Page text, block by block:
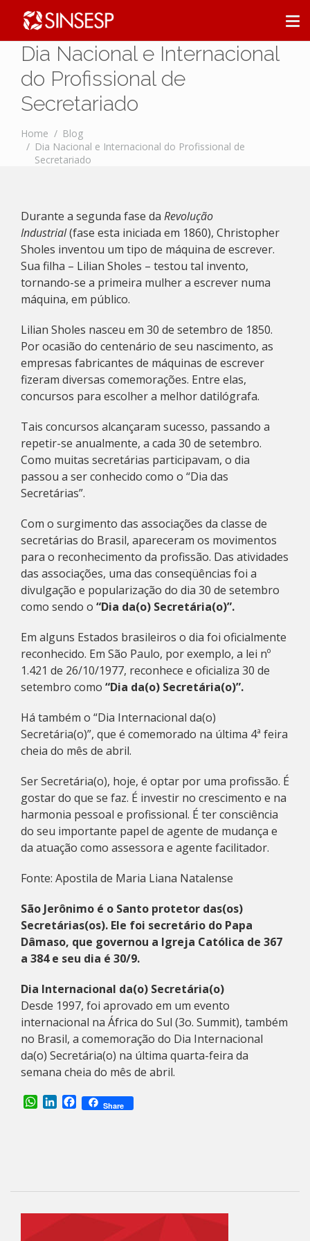
Dia Nacional e Internacional
do Profissional de
Secretariado
Home
Blog
Dia Nacional e Internacional do Profissional de
Secretariado
Durante a segunda fase da Revolução
Industrial(fase esta iniciada em 1860), Christopher
Sholes inventou um tipo de máquina de escrever.
Sua filha – Lilian Sholes – testou tal invento,
tornando-se a primeira mulher a escrever numa
máquina, em público.
Lilian Sholes nasceu em 30 de setembro de 1850.
Por ocasião do centenário de seu nascimento, as
empresas fabricantes de máquinas de escrever
fizeram diversas comemorações. Entre elas,
concursos para escolher a melhor datilógrafa.
Tais concursos alcançaram sucesso, passando a
repetir-se anualmente, a cada 30 de setembro.
Como muitas secretárias participavam, o dia
passou a ser conhecido como o “Dia das
Secretárias”.
Com o surgimento das associações da classe de
secretárias do Brasil, apareceram os movimentos
para o reconhecimento da profissão. Das atividades
das associações, uma das conseqüências foi a
divulgação e popularização do dia 30 de setembro
como sendo o “Dia da(o) Secretária(o)”.
Em alguns Estados brasileiros o dia foi oficialmente
reconhecido. Em São Paulo, por exemplo, a lei nº
1.421 de 26/10/1977, reconhece e oficializa 30 de
setembro como “Dia da(o) Secretária(o)”.
Há também o “Dia Internacional da(o)
Secretária(o)”, que é comemorado na última 4ª feira
cheia do mês de abril.
Ser Secretária(o), hoje, é optar por uma profissão. É
gostar do que se faz. É investir no crescimento e na
harmonia pessoal e profissional. É ter consciência
do seu importante papel de agente de mudança e
da atuação como assessora e agente facilitador.
Fonte: Apostila de Maria Liana Natalense
São Jerônimo é o Santo protetor das(os)
Secretárias(os). Ele foi secretário do Papa
Dâmaso, que governou a Igreja Católica de 367
a 384 e seu dia é 30/9.
Dia Internacional da(o) Secretária(o)
Desde 1997, foi aprovado em um evento
internacional na África do Sul (3o. Summit), também
no Brasil, a comemoração do Dia Internacional
da(o) Secretária(o) na última quarta-feira da
semana cheia do mês de abril.
WhatsApp
LinkedInFacebook
Share